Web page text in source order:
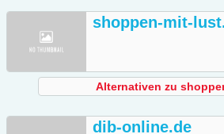
shoppen-mit-
Alternativen zu
dib-online.de